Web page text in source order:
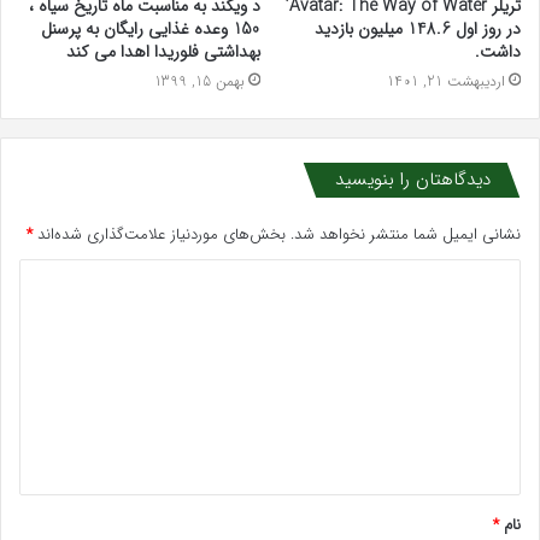
تریلر Avatar: The Way of Water’
در روز اول 148.6 میلیون بازدید
داشت.
اردیبهشت 21, 1401
د ویکند به مناسبت ماه تاریخ سیاه ،
150 وعده غذایی رایگان به پرسنل
بهداشتی فلوریدا اهدا می کند
بهمن 15, 1399
دیدگاهتان را بنویسید
نشانی ایمیل شما منتشر نخواهد شد. بخش‌های موردنیاز علامت‌گذاری شده‌اند*
*
نام*